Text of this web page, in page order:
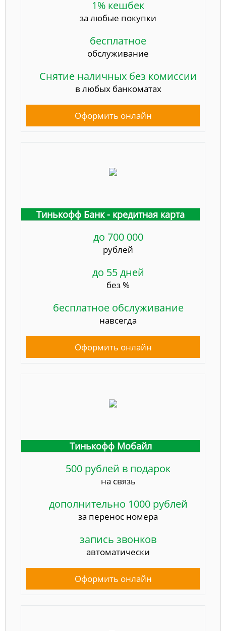
1% кешбек
за любые покупки
бесплатное
обслуживание
Снятие наличных без комиссии
в любых банкоматах
Оформить онлайн
Тинькофф Банк - кредитная карта
до 700 000
рублей
до 55 дней
без %
бесплатное обслуживание
навсегда
Оформить онлайн
Тинькофф Мобайл
500 рублей в подарок
на связь
дополнительно 1000 рублей
за перенос номера
запись звонков
автоматически
Оформить онлайн